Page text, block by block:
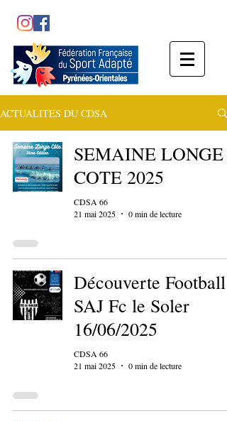
ACTUALITES DU CDSA
SEMAINE LONGE
COTE 2025
CDSA 66
21 mai 2025
0 min de lecture
Découverte Football
SAJ Fc le Soler
16/06/2025
CDSA 66
21 mai 2025
0 min de lecture